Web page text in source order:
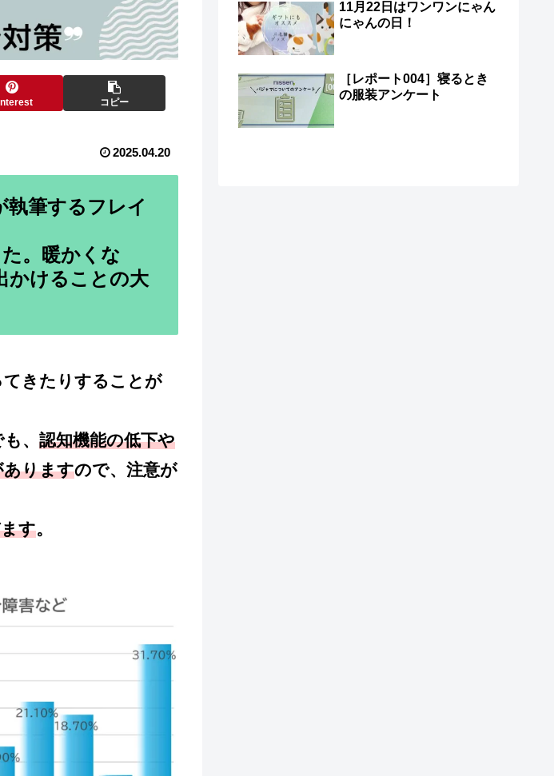
コピー
2025.04.20
筆するフレイ
。暖かくな
かけることの大
てきたりすることが
、 認知機能の低下や
ありますので、注意が
す。
11月22日はワンワンにゃん
にゃんの日！
［レポート004］寝るとき
の服装アンケート